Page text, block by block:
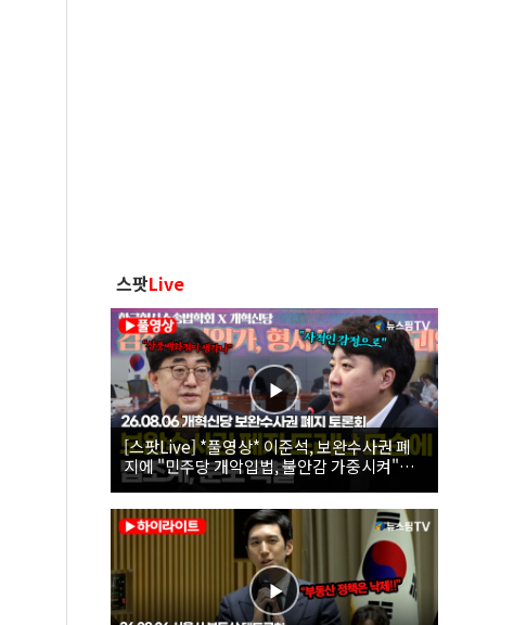
스팟Live
[스팟Live] *풀영상* 이준석, 보완수사권 폐
지에 "민주당 개악입법, 불안감 가중시켜"｜
26.08.06 개혁신당 보완수사권 폐지 토론회